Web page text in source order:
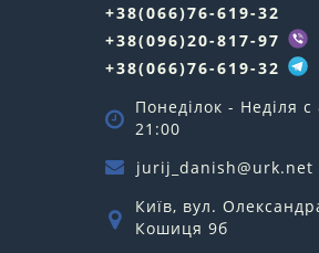
+38(066)76-619-32
+38(096)20-817-97
+38(066)76-619-32
Понеділок - Неділя c
21:00
jurij_danish@urk.net
Київ, вул.
Кошиця 9б